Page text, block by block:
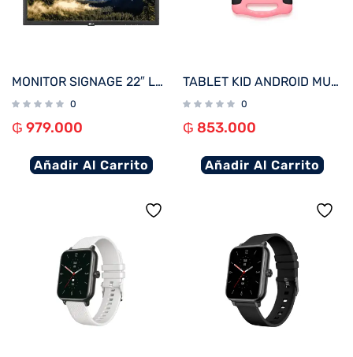
MONITOR SIGNAGE 22″ LG 22SM3B FHD/USB/HDMI
0
₲ 979.000
Añadir Al Carrito
TABLET KID ANDROID MULTILASER NB414 QC/64GB/4G/7″/ROSA MINNIE DISNEY
0
₲ 853.000
Añadir Al Carrito